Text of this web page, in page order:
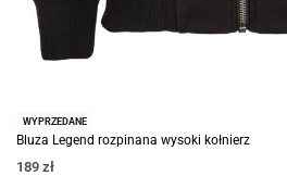
WYPRZEDANE
Bluza Legend rozpinana wysoki kołnierz
189 zł